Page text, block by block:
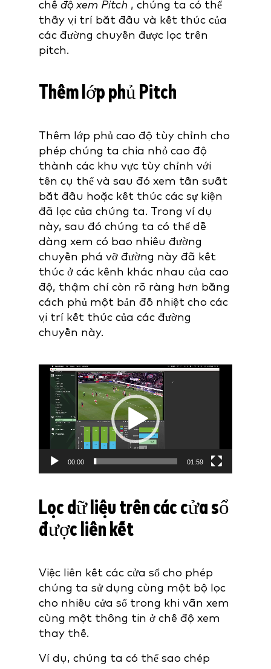
chế độ xem Pitch , chúng ta có thể
thấy vị trí bắt đầu và kết thúc của
các đường chuyền được lọc trên
pitch.
Thêm lớp phủ Pitch
Thêm lớp phủ cao độ tùy chỉnh cho
phép chúng ta chia nhỏ cao độ
thành các khu vực tùy chỉnh với
tên cụ thể và sau đó xem tần suất
bắt đầu hoặc kết thúc các sự kiện
đã lọc của chúng ta. Trong ví dụ
này, sau đó chúng ta có thể dễ
dàng xem có bao nhiêu đường
chuyền phá vỡ đường này đã kết
thúc ở các kênh khác nhau của cao
độ, thậm chí còn rõ ràng hơn bằng
cách phủ một bản đồ nhiệt cho các
vị trí kết thúc của các đường
chuyền này.
Video
Player
00:00 01:59
Lọc dữ liệu trên các cửa sổ
được liên kết
Việc liên kết các cửa sổ cho phép
chúng ta sử dụng cùng một bộ lọc
cho nhiều cửa sổ trong khi vẫn xem
cùng một thông tin ở chế độ xem
thay thế.
Ví dụ, chúng ta có thể sao chép